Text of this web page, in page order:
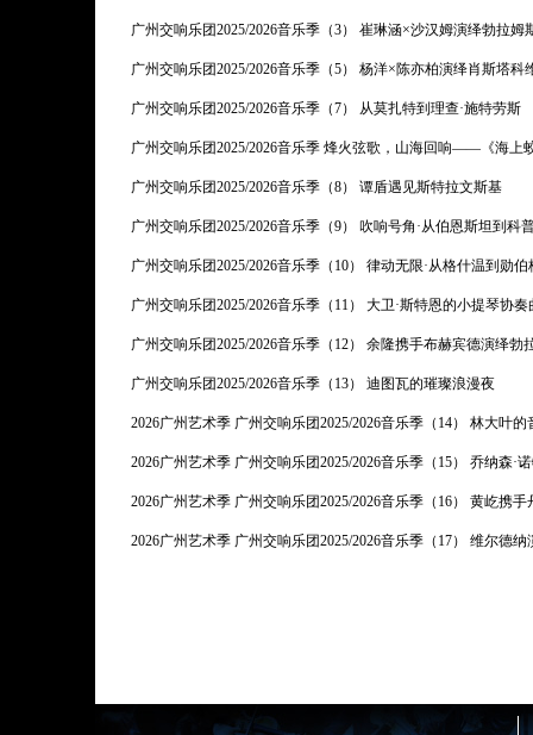
广州交响乐团2025/2026音乐季（3） 崔琳涵×沙汉姆演绎勃拉姆
广州交响乐团2025/2026音乐季（5） 杨洋×陈亦柏演绎肖斯塔科
广州交响乐团2025/2026音乐季（7） 从莫扎特到理查·施特劳斯
广州交响乐团2025/2026音乐季 烽火弦歌，山海回响——《海上
广州交响乐团2025/2026音乐季（8） 谭盾遇见斯特拉文斯基
广州交响乐团2025/2026音乐季（9） 吹响号角·从伯恩斯坦到科
广州交响乐团2025/2026音乐季（10） 律动无限·从格什温到勋伯
广州交响乐团2025/2026音乐季（11） 大卫·斯特恩的小提琴协奏
广州交响乐团2025/2026音乐季（12） 余隆携手布赫宾德演绎勃
广州交响乐团2025/2026音乐季（13） 迪图瓦的璀璨浪漫夜
2026广州艺术季 广州交响乐团2025/2026音乐季（14） 林大叶的
2026广州艺术季 广州交响乐团2025/2026音乐季（15） 乔纳森·
2026广州艺术季 广州交响乐团2025/2026音乐季（16） 黄屹携
2026广州艺术季 广州交响乐团2025/2026音乐季（17） 维尔德